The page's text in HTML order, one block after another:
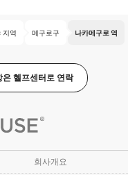
지역 메구로구 나카메구로 역
헬프센터로 연락
회사개요